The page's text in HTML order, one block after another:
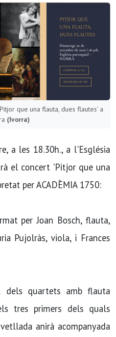
que una flauta, dues flautes' a
(Ivorra)
a les 18.30h., a l'Església
el concert 'Pitjor que una
per ACADÈMIA 1750:
per Joan Bosch, flauta,
Pujolràs, viola, i Frances
dels quartets amb flauta
tres primers dels quals
anirà acompanyada